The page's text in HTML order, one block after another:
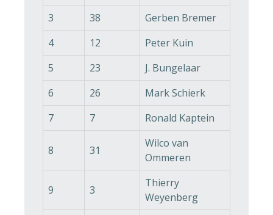
3
38
Gerben Bremer
4
12
Peter Kuin
5
23
J. Bungelaar
6
26
Mark Schierk
7
7 Ronald Kaptein
8 31
Wilco van
Ommeren
9 3
Thierry
Weyenberg